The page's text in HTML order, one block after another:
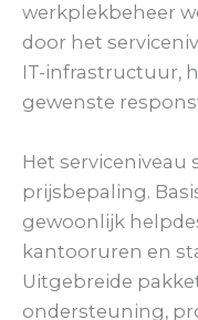
werkplekbeheer
door het
IT-infrastructuur,
gewenste
Het serviceniveau
prijsbepaling.
gewoonlijk
kantooruren en
Uitgebreide
ondersteuning,